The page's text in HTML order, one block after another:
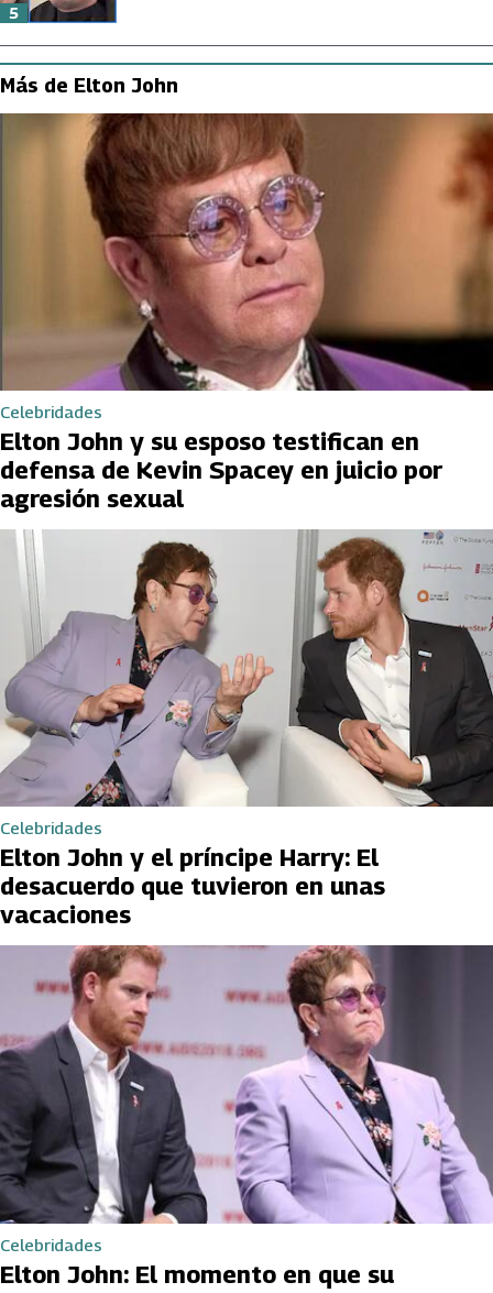
5
Más de Elton John
Celebridades
Elton John y su esposo testifican en
defensa de Kevin Spacey en juicio por
agresión sexual
Celebridades
Elton John y el príncipe Harry: El
desacuerdo que tuvieron en unas
vacaciones
Celebridades
Elton John: El momento en que su